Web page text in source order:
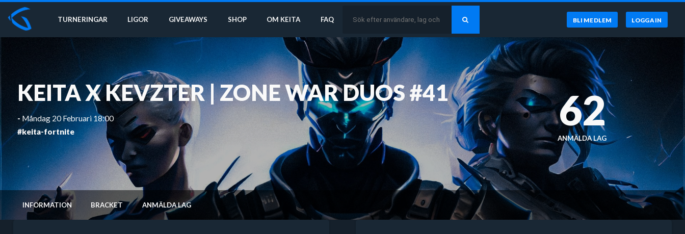
TURNERINGAR LIGOR GIVEAWAYS SHOP OM KEITA FAQ BLI MEDLEM LOGGA IN
KEITA X KEVZTER | ZONE WAR DUOS #41
- Måndag 20 Februari 18:00
#keita-fortnite
62
ANMÄLDA LAG
INFORMATION BRACKET ANMÄLDA LAG